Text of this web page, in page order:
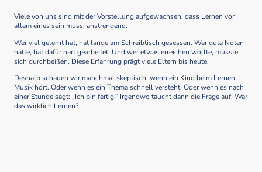
Viele von uns sind mit der Vorstellung aufgewachsen, dass Lernen vor
allem eines sein muss: anstrengend.
Wer viel gelernt hat, hat lange am Schreibtisch gesessen. Wer gute Noten
hatte, hat dafür hart gearbeitet. Und wer etwas erreichen wollte, musste
sich durchbeißen. Diese Erfahrung prägt viele Eltern bis heute.
Deshalb schauen wir manchmal skeptisch, wenn ein Kind beim Lernen
Musik hört. Oder wenn es ein Thema schnell versteht. Oder wenn es nach
einer Stunde sagt: „Ich bin fertig.“ Irgendwo taucht dann die Frage auf: War
das wirklich Lernen?